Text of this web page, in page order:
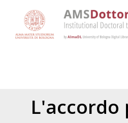
L'accordo